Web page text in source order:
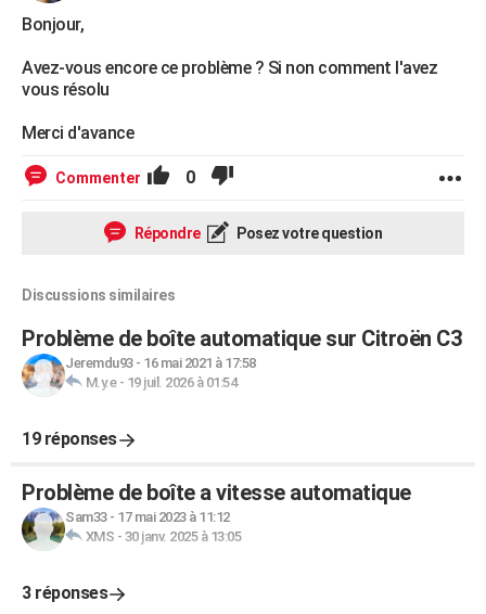
Bricolage
Lifestyle
Culture
Sport
Auto
Television
Voyage
Cinema
Bonjour,
Avez-vous encore ce problème ? Si non comment l'avez
vous résolu
Merci d'avance
Commenter 0
Répondre Posez votre question
Discussions similaires
Problème de boîte automatique sur Citroën C3
Jeremdu93- 16 mai 2021 à 17:58
M.y.e- 19 juil. 2026 à 01:54
19 réponses
Problème de boîte a vitesse automatique
Sam33- 17 mai 2023 à 11:12
XMS - 30 janv. 2025 à 13:05
3 réponses